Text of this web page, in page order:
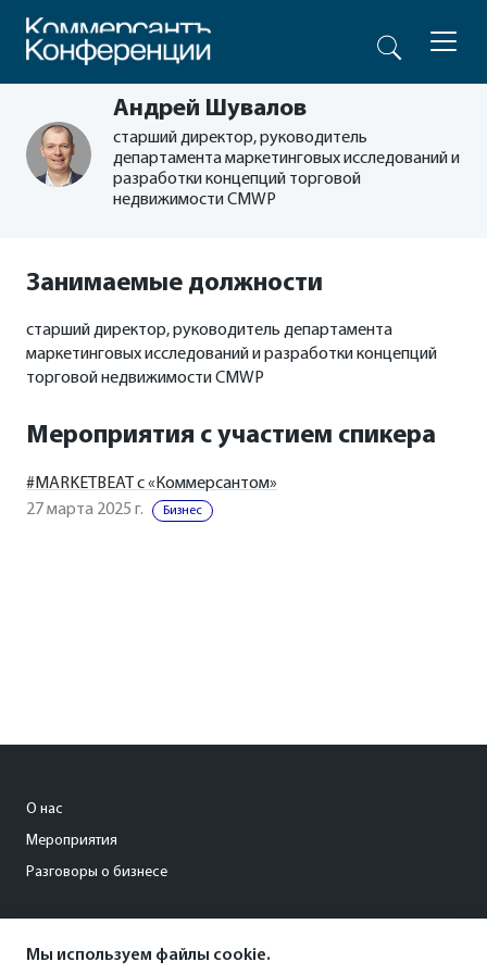
Андрей Шувалов
старший директор, руководитель
департамента маркетинговых исследований и
разработки концепций торговой
недвижимости CMWP
Занимаемые должности
старший директор, руководитель департамента
маркетинговых исследований и разработки концепций
торговой недвижимости CMWP
Мероприятия с участием спикера
#MARKETBEAT с «Коммерсантом»
27 марта 2025 г.
Бизнес
О нас
Мероприятия
Разговоры о бизнесе
+7 (495) 797-69-70
Мы используем файлы cookie.